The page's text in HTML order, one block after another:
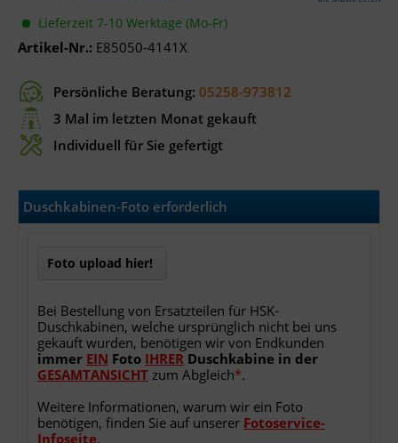
Lieferzeit 7-10 Werktage (Mo-Fr)
Artikel-Nr.: E85050-4141X
Persönliche Beratung: 05258-973812
3 Mal im letzten Monat gekauft
Individuell für Sie gefertigt
Duschkabinen-Foto erforderlich
Foto upload hier!
Bei Bestellung von Ersatzteilen für HSK-
Duschkabinen, welche ursprünglich nicht bei uns
gekauft wurden, benötigen wir von Endkunden
immer EIN Foto IHRER Duschkabine in der
GESAMTANSICHT zum Abgleich*.
Weitere Informationen, warum wir ein Foto
benötigen, finden Sie auf unserer Fotoservice-
Infoseite.